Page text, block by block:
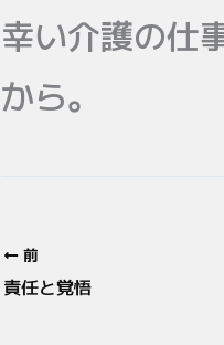
幸い介護の仕
から。
前
責任と覚悟